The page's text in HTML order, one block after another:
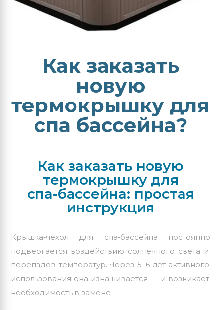
Как заказать
новую
термокрышку для
спа бассейна?
Как заказать новую
термокрышкудля
спа‑бассейна: простая
инструкция
Крышка‑чехол для спа‑бассейна постоянно
подвергается воздействию солнечного света и
перепадов температур. Через 5–6 летактивного
использования она изнашивается — и возникает
необходимость в замене.